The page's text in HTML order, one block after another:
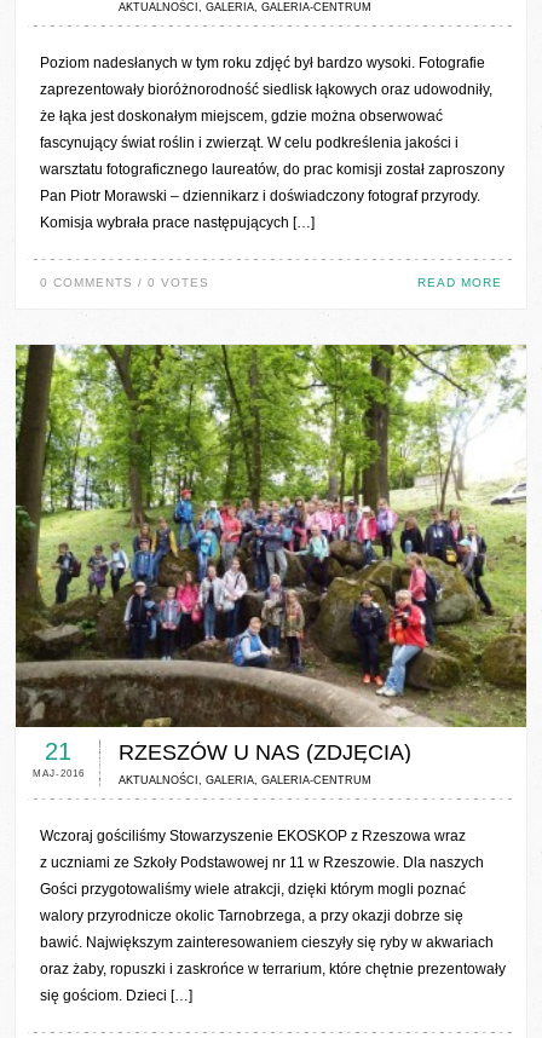
AKTUALNOŚCI,GALERIA,GALERIA-CENTRUM
Poziom nadesłanych w tym roku zdjęć był bardzo wysoki. Fotografie
zaprezentowały bioróżnorodność siedlisk łąkowych oraz udowodniły,
że łąka jest doskonałym miejscem, gdzie można obserwować
fascynujący świat roślin i zwierząt. W celu podkreślenia jakości i
warsztatu fotograficznego laureatów, do prac komisji został zaproszony
Pan Piotr Morawski – dziennikarz i doświadczony fotograf przyrody.
Komisja wybrała prace następujących […]
0 COMMENTS / 0 VOTES READ MORE
0 COMMENTS / 0 VOTES
21
MAJ-2016
RZESZÓW U NAS (ZDJĘCIA)
AKTUALNOŚCI,GALERIA,GALERIA-CENTRUM
Wczoraj gościliśmy Stowarzyszenie EKOSKOP z Rzeszowa wraz
z uczniami ze Szkoły Podstawowej nr 11 w Rzeszowie. Dla naszych
Gości przygotowaliśmy wiele atrakcji, dzięki którym mogli poznać
walory przyrodnicze okolic Tarnobrzega, a przy okazji dobrze się
bawić. Największym zainteresowaniem cieszyły się ryby w akwariach
oraz żaby, ropuszki i zaskrońce w terrarium, które chętnie prezentowały
się gościom. Dzieci […]